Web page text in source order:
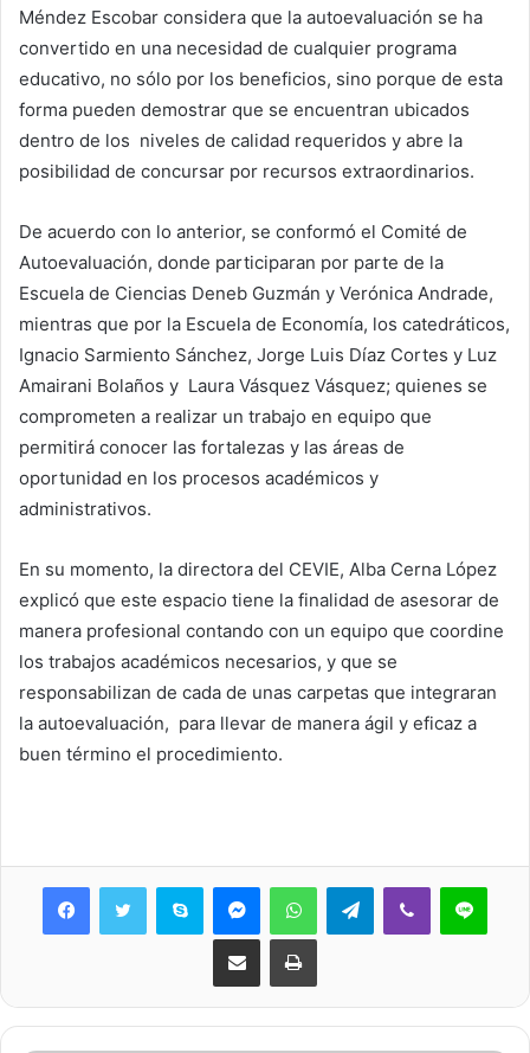
Méndez Escobar considera que la autoevaluación se ha
convertido en una necesidad de cualquier programa
educativo, no sólo por los beneficios, sino porque de esta
forma pueden demostrar que se encuentran ubicados
dentro de los niveles de calidad requeridos y abre la
posibilidad de concursar por recursos extraordinarios.
De acuerdo con lo anterior, se conformó el Comité de
Autoevaluación, donde participaran por parte de la
Escuela de Ciencias Deneb Guzmán y Verónica Andrade,
mientras que por la Escuela de Economía, los catedráticos,
Ignacio Sarmiento Sánchez, Jorge Luis Díaz Cortes y Luz
Amairani Bolaños y Laura Vásquez Vásquez; quienes se
comprometen a realizar un trabajo en equipo que
permitirá conocer las fortalezas y las áreas de
oportunidad en los procesos académicos y
administrativos.
En su momento, la directora del CEVIE, Alba Cerna López
explicó que este espacio tiene la finalidad de asesorar de
manera profesional contando con un equipo que coordine
los trabajos académicos necesarios, y que se
responsabilizan de cada de unas carpetas que integraran
la autoevaluación, para llevar de manera ágil y eficaz a
buen término el procedimiento.
Skype MessengerWhatsAppTelegramViber Line
Share via Email Print